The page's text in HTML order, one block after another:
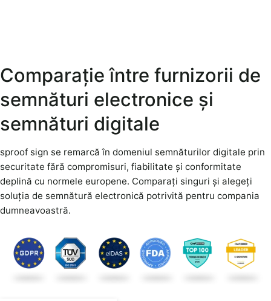
Comparație între furnizorii de
semnături electronice și
semnături digitale
sproof sign se remarcă în domeniul semnăturilor digitale prin
securitate fără compromisuri, fiabilitate și conformitate
deplină cu normele europene. Comparați singuri și alegeți
soluția de semnătură electronică potrivită pentru compania
dumneavoastră.